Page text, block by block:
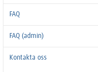
FAQ
FAQ (admin)
Kontakta oss